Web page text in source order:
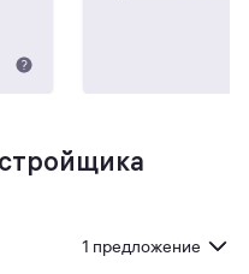
1 предложение